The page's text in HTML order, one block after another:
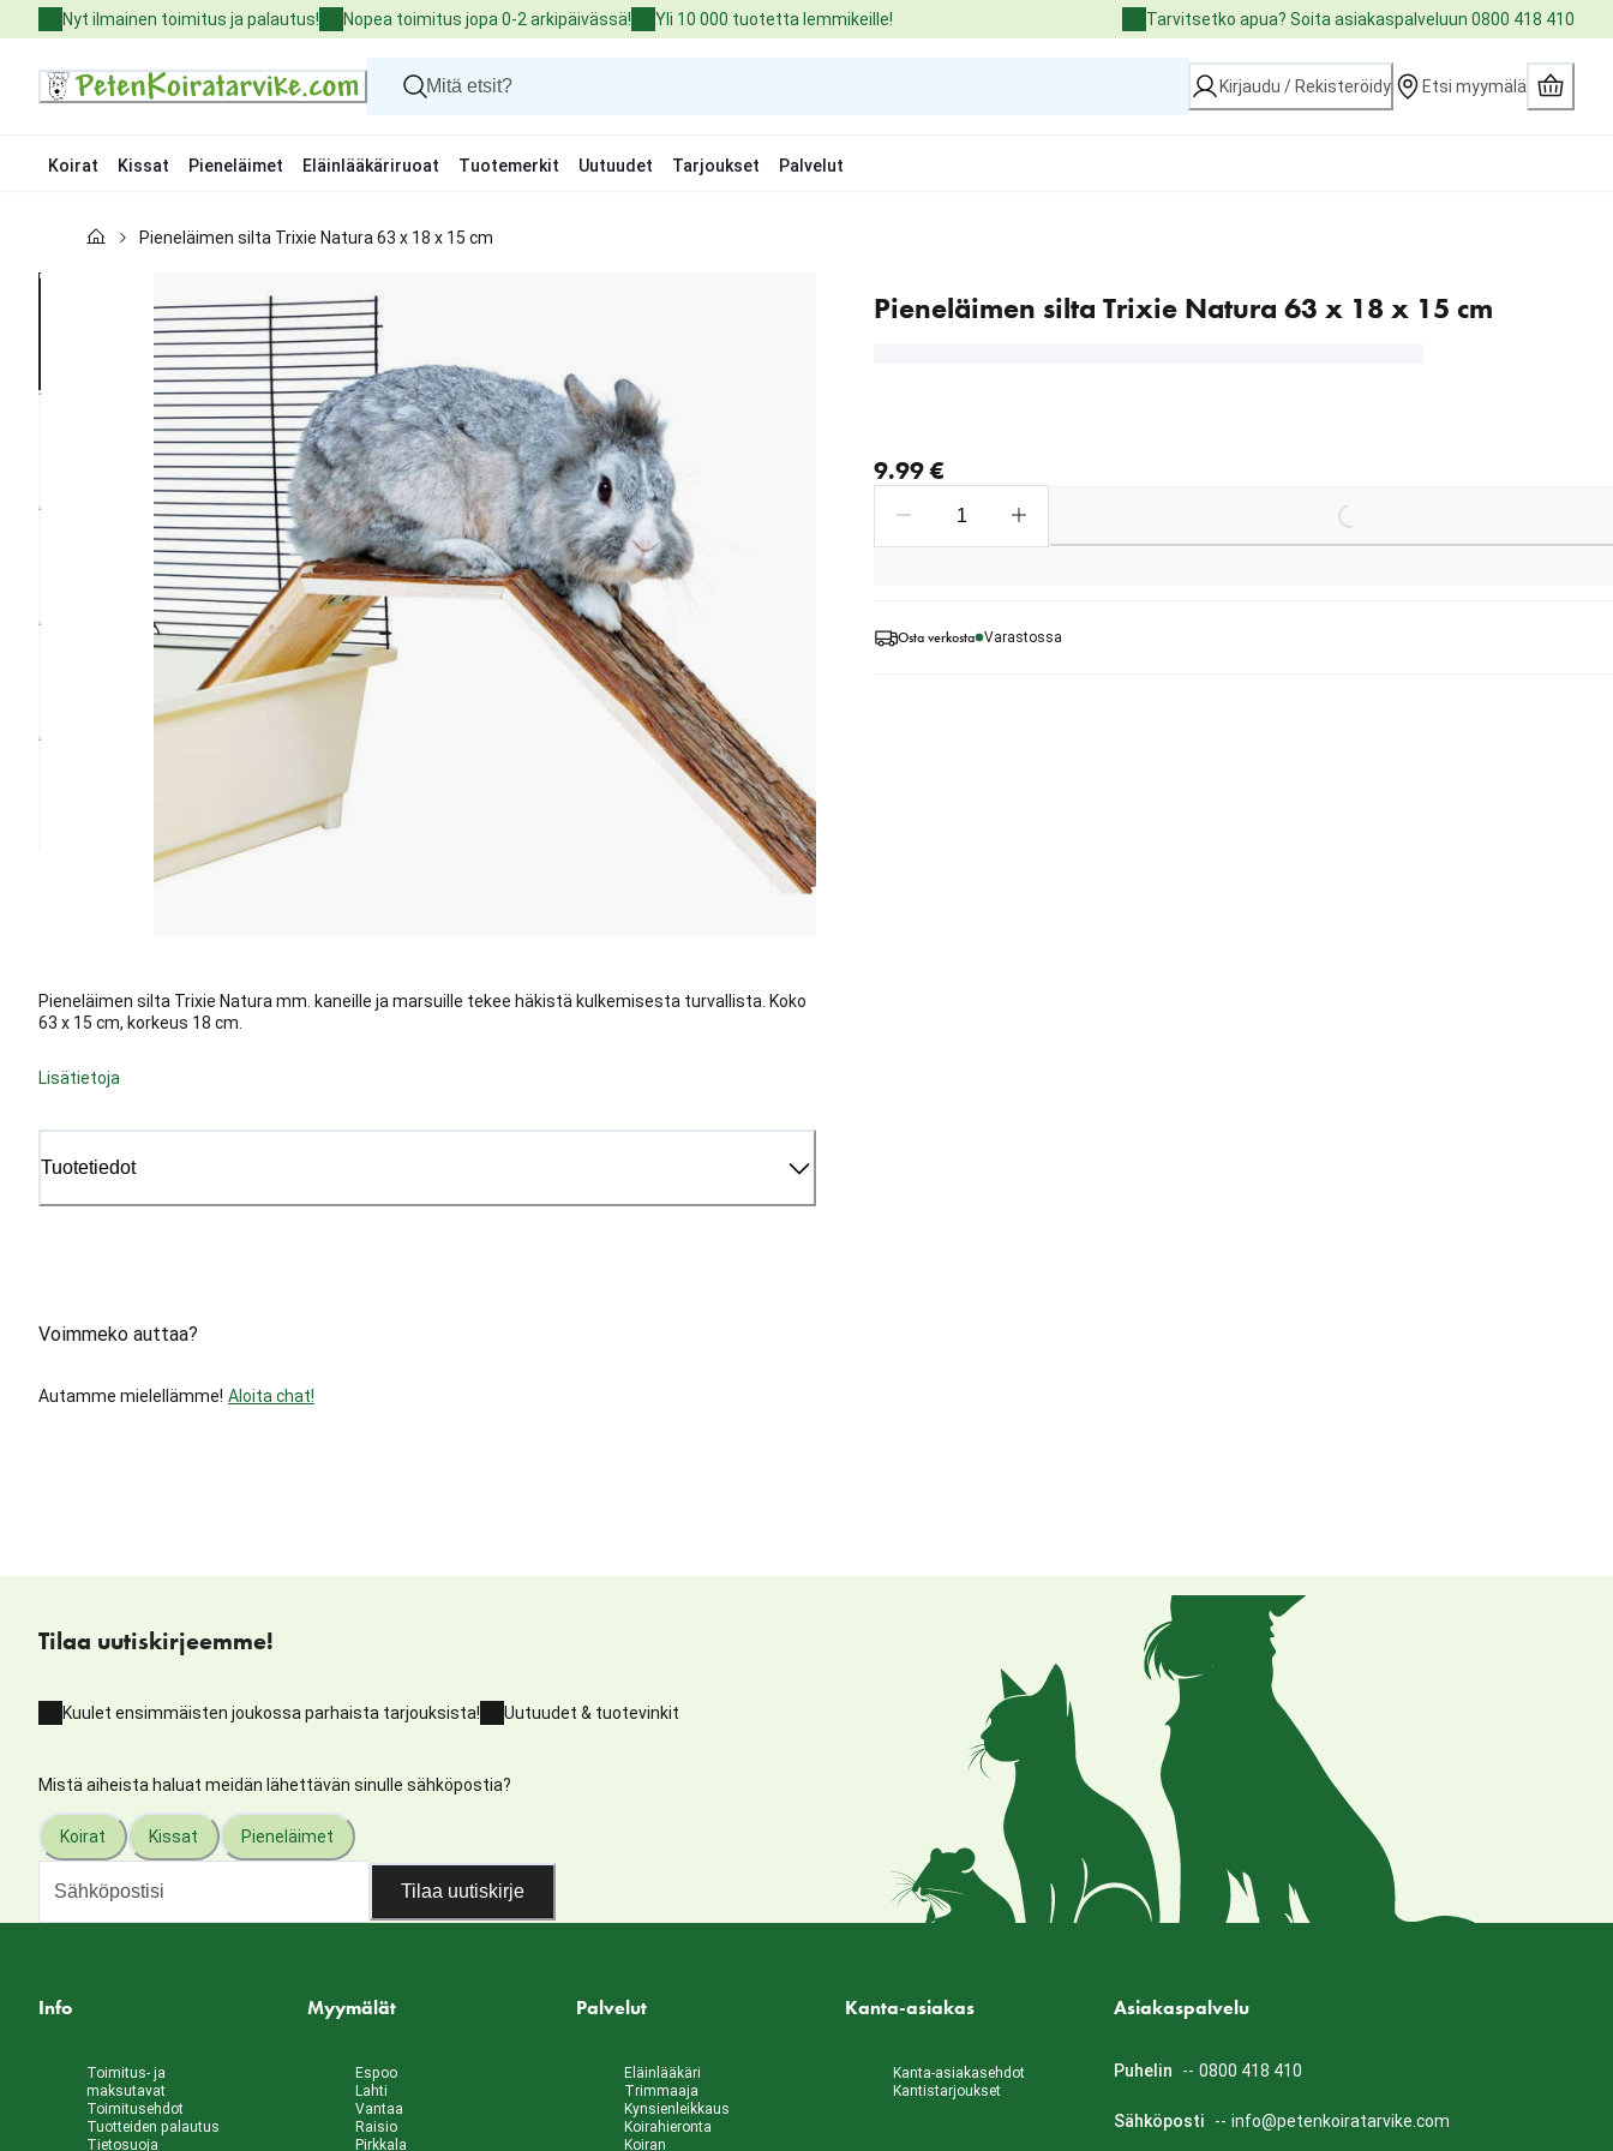
to
Nyt ilmainen toimitus ja palautus! Nopea toimitus jopa 0-2 arkipäivässä! Yli 10 000 tuotetta lemmikeille! Tarvitsetko apua? Soita asiakaspalveluun 0800 418 410
Kirjaudu / Rekisteröidy Etsi myymälä
Koirat Kissat Pieneläimet Eläinlääkäriruoat Tuotemerkit Uutuudet Tarjoukset Palvelut
Kissat
Pieneläimen silta Trixie Natura 63 x 18 x 15 cm
Pieneläimen silta Trixie Natura 63 x 18 x 15 cm
Pieneläimen silta Trixie Natura mm. kaneille ja marsuille tekee häkistä kulkemisesta turvallista. Koko
63 x 15 cm, korkeus 18 cm.
Lisätietoja
Tuotetiedot
Voimmeko auttaa?
Autamme mielellämme! Aloita chat!
9.99 € Loading...
Osta verkosta Varastossa
Tilaa uutiskirjeemme!
Kuulet ensimmäisten joukossa parhaista tarjouksista! Uutuudet & tuotevinkit
Mistä aiheista haluat meidän lähettävän sinulle sähköpostia?
Koirat Kissat Pieneläimet
Tilaa uutiskirje
Info
Toimitus- ja
maksutavat
Toimitusehdot
Tuotteiden palautus
Tietosuoja
Myymälät
Espoo
Lahti
Vantaa
Raisio
Pirkkala
Palvelut
Eläinlääkäri
Trimmaaja
Kynsienleikkaus
Koirahieronta
Koiran
Kanta-asiakas
Kanta-asiakasehdot
Kantistarjoukset
Asiakaspalvelu
Puhelin -- 0800 418 410
Sähköposti -- info@petenkoiratarvike.com